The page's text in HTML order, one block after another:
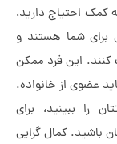
دارید،
هستند و
فرد ممکن
از خانواده.
برای
کمال گرایی